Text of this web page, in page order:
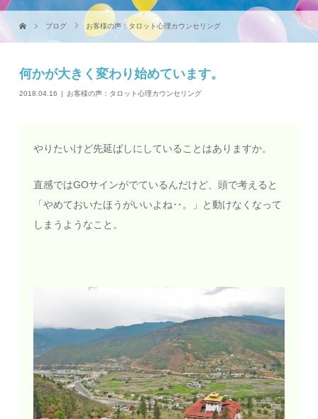
ブログ お客様の声：タロット心理カウンセリング
何かが大きく変わり始めています。
2018.04.16 お客様の声：タロット心理カウンセリング
やりたいけど先延ばしにしていることはありますか。
直感ではGOサインがでているんだけど、頭で考えると
「やめておいたほうがいいよね‥。」と動けなくなって
しまうようなこと。